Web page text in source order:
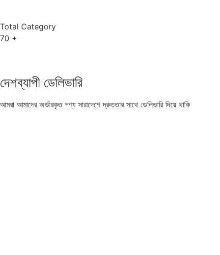
Total Category
70 +
দেশব্যাপী ডেলিভারি
আমরা আমাদের অর্ডারকৃত পণ্য সারাদেশে দ্রুততার সাথে ডেলিভারি দিয়ে থাকি